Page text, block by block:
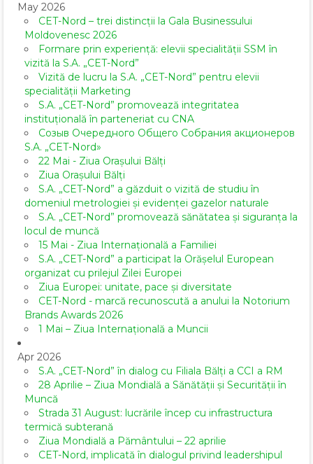
May 2026
CET-Nord – trei distincții la Gala Businessului
Moldovenesc 2026
Formare prin experiență: elevii specialității SSM în
vizită la S.A. „CET-Nord”
Vizită de lucru la S.A. „CET-Nord” pentru elevii
specialității Marketing
S.A. „CET-Nord” promovează integritatea
instituțională în parteneriat cu CNA
Созыв Очередного Общего Собрания акционеров
S.A. „CET-Nord»
22 Mai - Ziua Orașului Bălți
Ziua Orașului Bălți
S.A. „CET-Nord” a găzduit o vizită de studiu în
domeniul metrologiei și evidenței gazelor naturale
S.A. „CET-Nord” promovează sănătatea și siguranța la
locul de muncă
15 Mai - Ziua Internațională a Familiei
S.A. „CET-Nord” a participat la Orășelul European
organizat cu prilejul Zilei Europei
Ziua Europei: unitate, pace și diversitate
CET-Nord - marcă recunoscută a anului la Notorium
Brands Awards 2026
1 Mai – Ziua Internațională a Muncii
Apr 2026
S.A. „CET-Nord” în dialog cu Filiala Bălți a CCI a RM
28 Aprilie – Ziua Mondială a Sănătății și Securității în
Muncă
Strada 31 August: lucrările încep cu infrastructura
termică subterană
Ziua Mondială a Pământului – 22 aprilie
CET-Nord, implicată în dialogul privind leadershipul